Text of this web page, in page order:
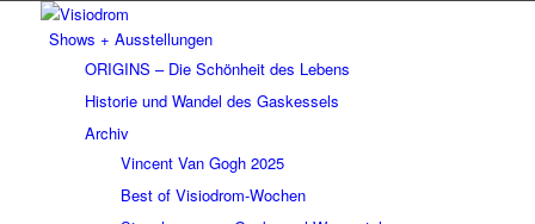
Shows + Ausstellungen
ORIGINS – Die Schönheit des Lebens
Historie und Wandel des Gaskessels
Archiv
Vincent Van Gogh 2025
Best of Visiodrom-Wochen